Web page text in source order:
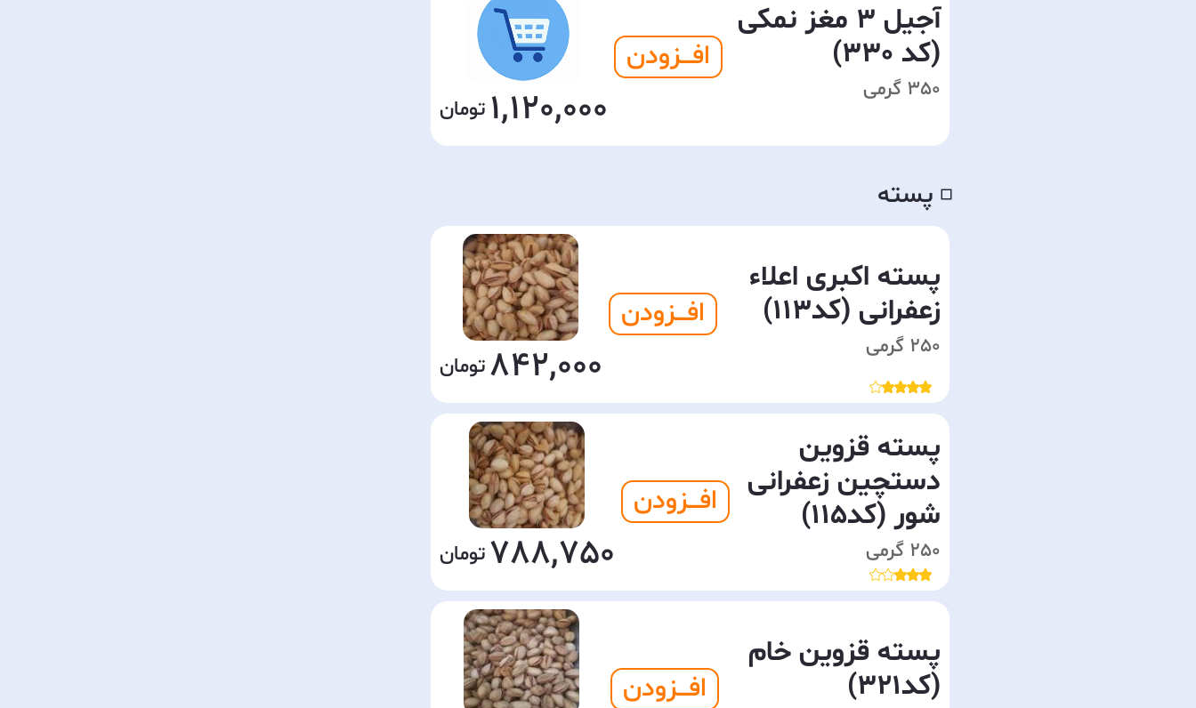
آجیل 3 مغز نمکی
(کد 330)
350 گرمی
افـــزودن
1,120,000
◽️ پسته
پسته اکبری اعلاء
زعفرانی (کد113)
250 گرمی
افـــزودن
842,000
پسته قزوین
دستچین زعفرانی
شور (کد115)
250 گرمی
افـــزودن
788,750
پسته قزوین خام
(کد321)
افـــزودن